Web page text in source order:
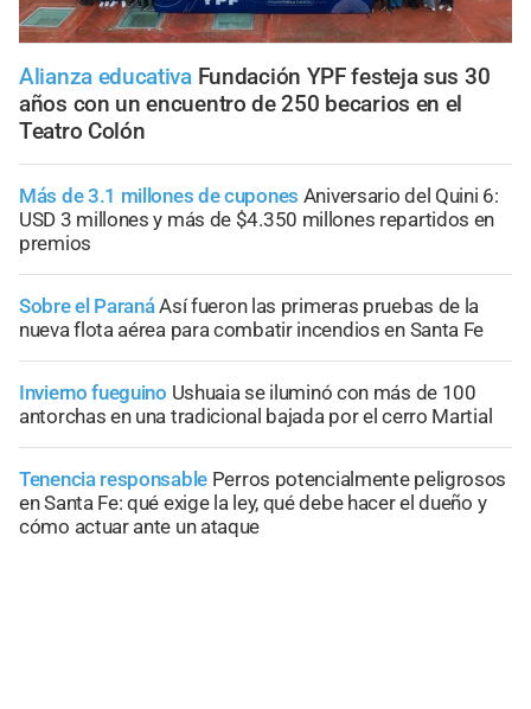
Alianza educativa Fundación YPF festeja sus 30
años con un encuentro de 250 becarios en el
Teatro Colón
Más de 3.1 millones de cupones Aniversario del Quini 6:
USD 3 millones y más de $4.350 millones repartidos en
premios
Sobre el ParanáAsí fueron las primeras pruebas de la
nueva flota aérea para combatir incendios en Santa Fe
Invierno fueguino Ushuaia se iluminó con más de 100
antorchas en una tradicional bajada por el cerro Martial
Tenencia responsable Perros potencialmente peligrosos
en Santa Fe: qué exige la ley, qué debe hacer el dueño y
cómo actuar ante un ataque